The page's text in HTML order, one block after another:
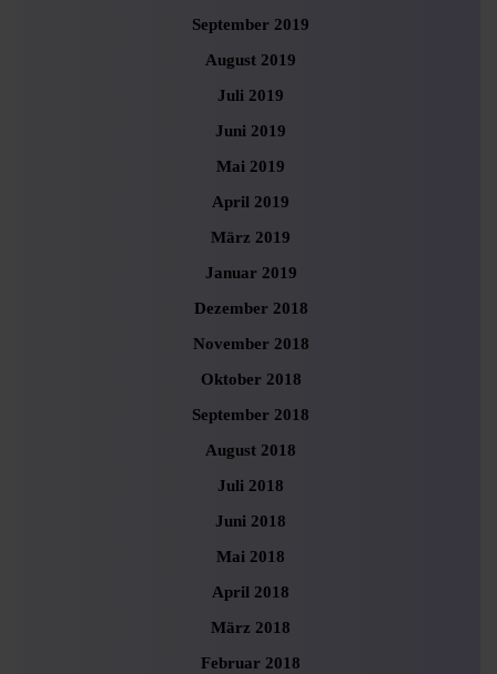
September 2019
August 2019
Juli 2019
Juni 2019
Mai 2019
April 2019
März 2019
Januar 2019
Dezember 2018
November 2018
Oktober 2018
September 2018
August 2018
Juli 2018
Juni 2018
Mai 2018
April 2018
März 2018
Februar 2018